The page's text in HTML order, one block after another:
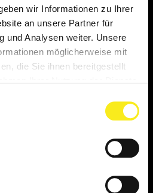
wir Informationen zu Ihrer
an unsere Partner für
und Analysen weiter. Unsere
möglicherweise mit
die Sie ihnen bereitgestellt